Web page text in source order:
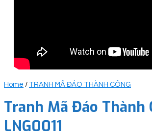
Home / TRANH MÃ ĐÁO THÀNH CÔNG
Tranh Mã Đáo Thành
LNG0011